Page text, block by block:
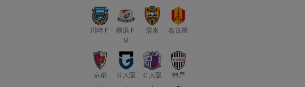
川崎Ｆ
横浜Ｆ
Ｍ
清水 名古屋
京都 Ｇ大阪 Ｃ大阪 神戸